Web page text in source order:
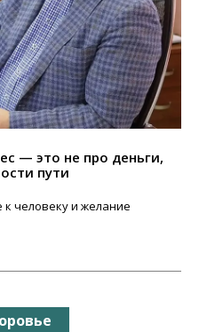
— это не про деньги,
пути
человеку и желание